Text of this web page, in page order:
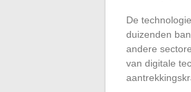
De
duizenden
andere
van digitale